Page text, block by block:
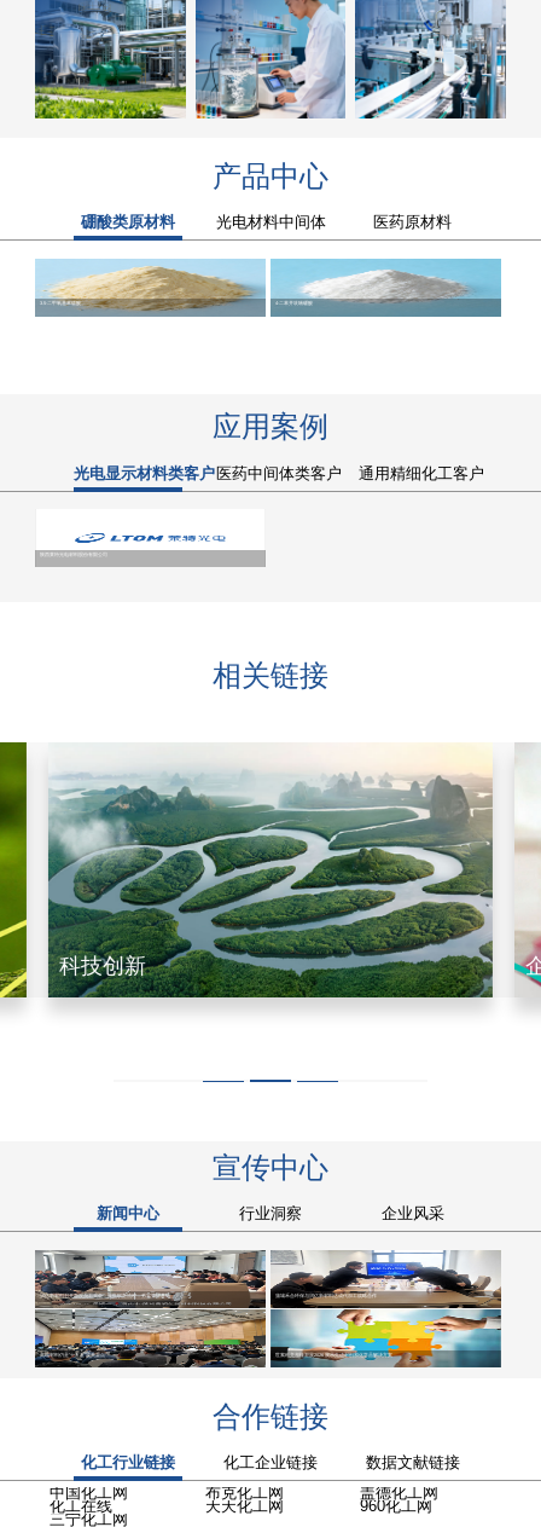
产品中心
硼酸类原材料 光电材料中间体 医药原材料
3.5-二甲氧基苯硼酸 4-二苯并呋喃硼酸
应用案例
光电显示材料类客户医药中间体类客户 通用精细化工客户
陕西莱特光电材料股份有限公司
相关链接
科技创新
宣传中心
新闻中心 行业洞察 企业风采
润亿新材料召开首次员工大会：聚焦职责流程，夯实管理基础 蒲城禾合环保与润亿新材料达成代加工战略合作
高端材料仍是“十五五”攻关重点 世索科亮相橡塑展2026 展示先进材料和化学品解决方案
合作链接
化工行业链接 化工企业链接
数据文献链接
中国化工网 布克化工网 盖德化工网
化工在线 天天化工网 960化工网
三宁化工网